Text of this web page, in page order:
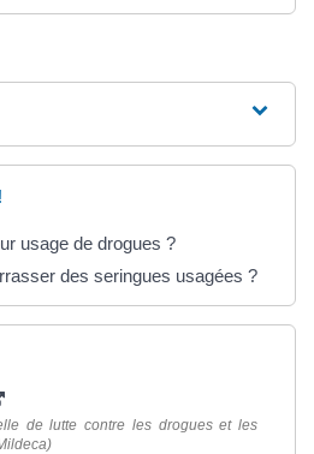
usage de drogues ?
des seringues usagées ?
de lutte contre les drogues et les